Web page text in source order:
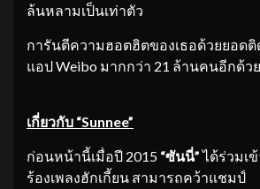
ล้นหลามเป็นเท่าตัว
การันตีความฮอตฮิตของเธอด้วยยอด
แอป Weibo มากกว่า 21 ล้านคนอีกด้วย
เกี่ยวกับ “Sunnee”
ก่อนหน้านี้เมื่อปี 2015 “ซันนี่”ได้ร่วมเ
ร้องเพลงฮักเกี้ยน สามารถคว้าแชมป์